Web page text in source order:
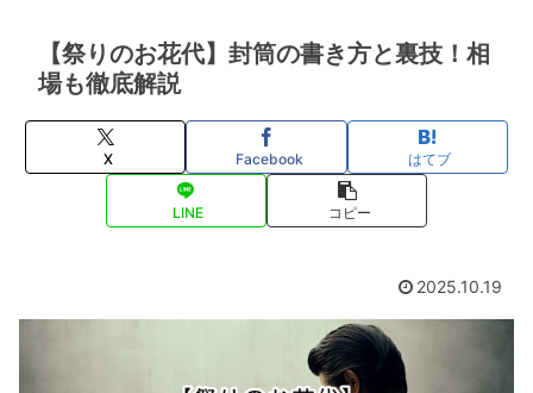
【祭りのお花代】封筒の書き方と裏技！相
場も徹底解説
X Facebook はてブ
LINE コピー
2025.10.19